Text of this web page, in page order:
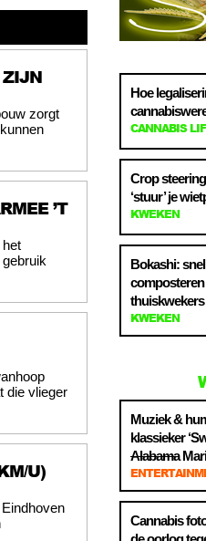
ZIJN
zorgt
’T
die vlieger
U)
Hoe
CANNABIS
Crop
‘stuur’ je
KWEKEN
Bokashi:
thuiskwekers
KWEKEN
Muziek &
klassieker
Alabama
Cannabis